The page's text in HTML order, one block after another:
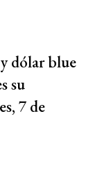
dólar blue
su
7 de